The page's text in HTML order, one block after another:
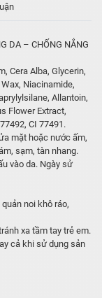
DA – CHỐNG NẮNG
Cera Alba, Glycerin,
Niacinamide,
Allantoin,
Flower Extract,
CI 77491.
mặt hoặc nước ấm,
sạm, tàn nhang.
vào da. Ngày sử
noi khô ráo,
xa tầm tay trẻ em.
cả khi sử dụng sản